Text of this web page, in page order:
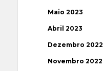
Maio 2023
Abril 2023
Dezembro 2022
Novembro 2022